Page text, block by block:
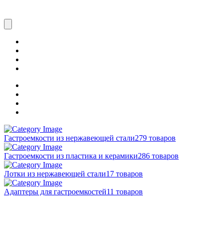
Гастроемкости из нержавеющей стали279 товаров
Гастроемкости из пластика и керамики286 товаров
Лотки из нержавеющей стали17 товаров
Адаптеры для гастроемкостей11 товаров